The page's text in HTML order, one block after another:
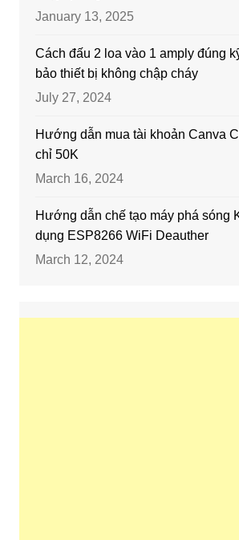
January 13, 2025
Cách đấu 2 loa vào 1 amply đúng
bảo thiết bị không chập cháy
July 27, 2024
Hướng dẫn mua tài khoản Canva
chỉ 50K
March 16, 2024
Hướng dẫn chế tạo máy phá sóng
dụng ESP8266 WiFi Deauther
March 12, 2024